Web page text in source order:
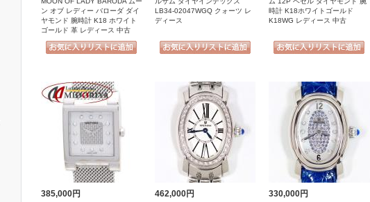
ン オブ レディー バローダ ダイ
ヤモンド 腕時計 K18 ホワイト
ゴールド 革 レディース 中古
LB34-02047WGQ クォーツ レ
ディース
時計 K18ホワイトゴールド
K18WG レディース 中古
385,000円 462,000円 330,000円